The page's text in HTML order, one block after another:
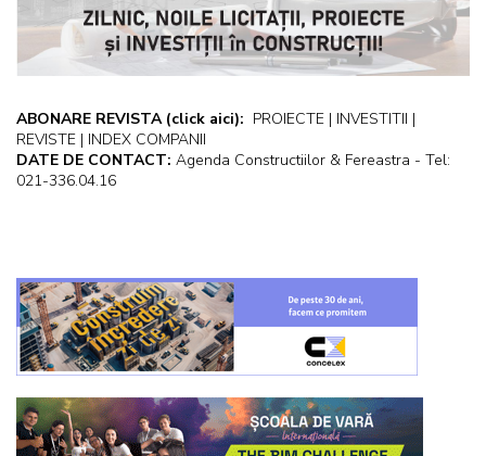
ABONARE REVISTA (click aici): PROIECTE | INVESTITII |
REVISTE | INDEX COMPANII
DATE DE CONTACT: Agenda Constructiilor & Fereastra - Tel:
021-336.04.16